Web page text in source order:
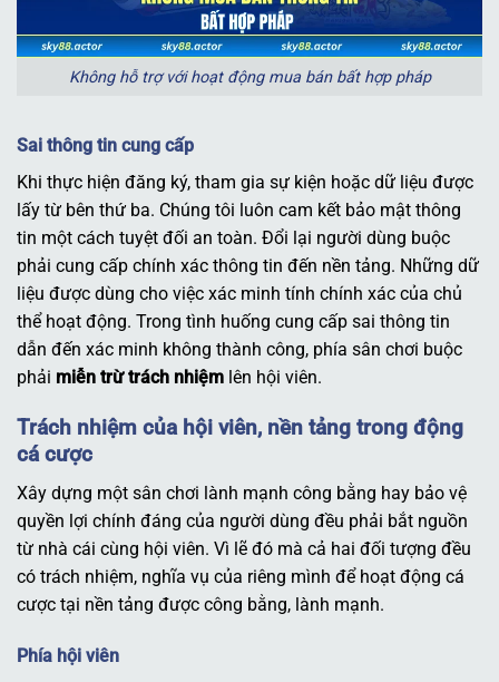
Không hỗ trợ với hoạt động mua bán bất hợp pháp
Sai thông tin cung cấp
Khi thực hiện đăng ký, tham gia sự kiện hoặc dữ liệu được
lấy từ bên thứ ba. Chúng tôi luôn cam kết bảo mật thông
tin một cách tuyệt đối an toàn. Đổi lại người dùng buộc
phải cung cấp chính xác thông tin đến nền tảng. Những dữ
liệu được dùng cho việc xác minh tính chính xác của chủ
thể hoạt động. Trong tình huống cung cấp sai thông tin
dẫn đến xác minh không thành công, phía sân chơi buộc
phải miễn trừ trách nhiệm lên hội viên.
Trách nhiệm của hội viên, nền tảng trong động
cá cược
Xây dựng một sân chơi lành mạnh công bằng hay bảo vệ
quyền lợi chính đáng của người dùng đều phải bắt nguồn
từ nhà cái cùng hội viên. Vì lẽ đó mà cả hai đối tượng đều
có trách nhiệm, nghĩa vụ của riêng mình để hoạt động cá
cược tại nền tảng được công bằng, lành mạnh.
Phía hội viên